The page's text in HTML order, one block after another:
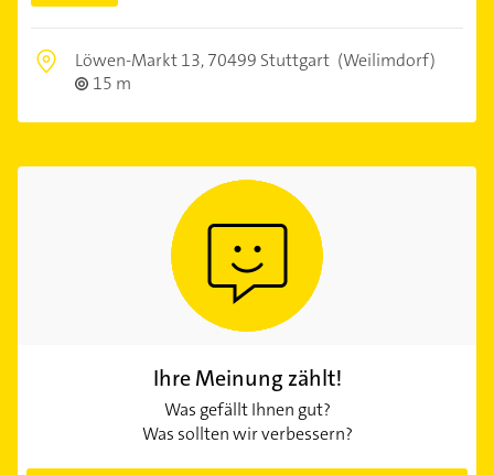
Löwen-Markt 13,70499 Stuttgart (Weilimdorf)
15 m
Ihre Meinung zählt!
Was gefällt Ihnen gut?
Was sollten wir verbessern?